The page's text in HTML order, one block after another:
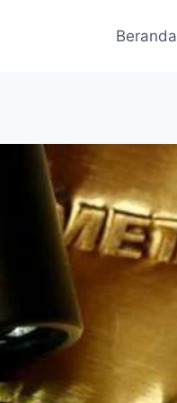
Beranda